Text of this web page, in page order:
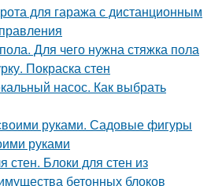
для гаража с дистанционным
Для чего нужна стяжка пола
Покраска стен
насос. Как выбрать
руками. Садовые фигуры
руками
стен. Блоки для стен из
бетонных блоков